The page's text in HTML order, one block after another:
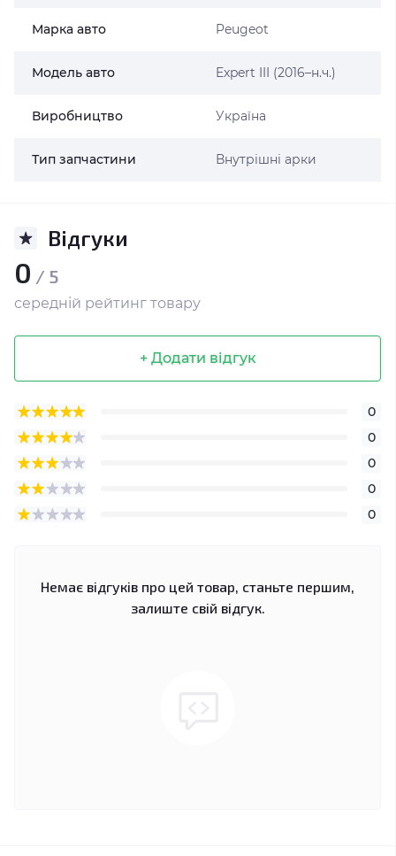
Марка авто Peugeot
Модель авто Expert III (2016–н.ч.)
Виробництво Україна
Тип запчастини Внутрішні арки
Відгуки
0 / 5
середній рейтинг товару
+ Додати відгук
0
0
0
0
0
Немає відгуків про цей товар, станьте першим,
залиште свій відгук.